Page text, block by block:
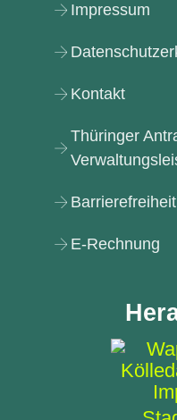
Impressum
Kontakt
Thüringer
Barrierefreiheit
E-Rechnung